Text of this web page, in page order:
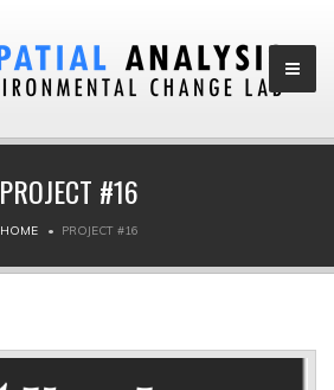
PROJECT #16
HOME PROJECT #16